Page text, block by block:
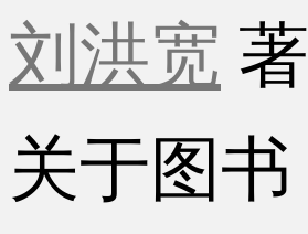
刘洪宽 著
关于图书